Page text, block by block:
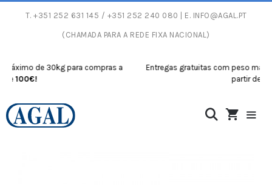
T. +351 252 631 145 / +351 252 240 080 | E. INFO@AGAL.PT
(CHAMADA PARA A REDE FIXA NACIONAL)
de 30kg para compras a
Entregas gratuitas com peso máximo
partir de100€!